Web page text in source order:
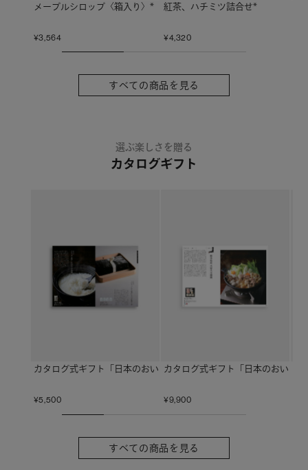
メープルシロップ〈箱入り〉*
¥3,564
紅茶、ハチミツ詰合せ*
¥4,320
すべての商品を見る
選ぶ楽しさを贈る
カタログギフト
カタログ式ギフト「日本のおいしい食べ物」〈蓮（はす）〉
¥5,500
カタログ式ギフト「日本のおいし
¥9,900
すべての商品を見る